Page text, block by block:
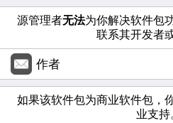
源管理者无法为你解决软件包
联系其开发者
作者
如果该软件包为商业软件包，
业支持。